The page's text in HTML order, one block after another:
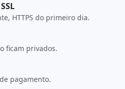
HTTPS do primeiro dia.
ficam privados.
pagamento.